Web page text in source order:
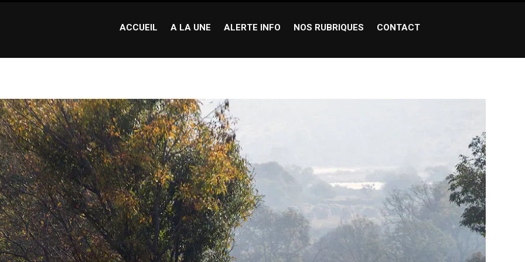
ACCUEIL A LA UNE ALERTE INFO NOS RUBRIQUES CONTACT